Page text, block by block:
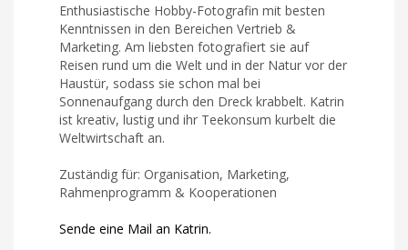
Enthusiastische Hobby-Fotografin mit besten
Kenntnissen in den Bereichen Vertrieb &
Marketing. Am liebsten fotografiert sie auf
Reisen rund um die Welt und in der Natur vor der
Haustür, sodass sie schon mal bei
Sonnenaufgang durch den Dreck krabbelt. Katrin
ist kreativ, lustig und ihr Teekonsum kurbelt die
Weltwirtschaft an.
Zuständig für: Organisation, Marketing,
Rahmenprogramm & Kooperationen
Sende eine Mail an Katrin.